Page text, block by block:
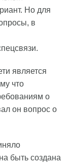
Но для
в
является
что
о
он вопрос о
быть создана